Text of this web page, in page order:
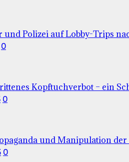
und Polizei auf Lobby-Trips
0
Kopftuchverbot – ein
0
und Manipulation der
0